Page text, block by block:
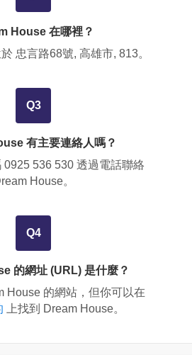
House 在哪裡？
忠言路68號, 高雄市, 813。
Q3
有主要連絡人嗎？
0925 536 530 透過電話聯絡
House。
Q4
的網址 (URL) 是什麼？
House 的網站，但你可以在
上找到 Dream House。